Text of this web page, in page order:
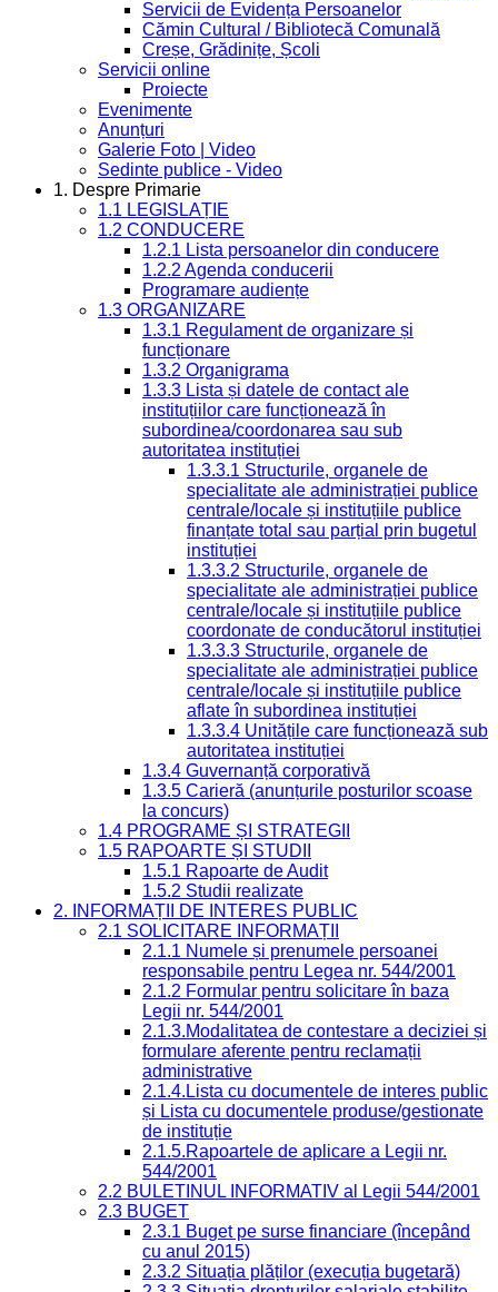
Servicii de Evidența Persoanelor
Cămin Cultural / Bibliotecă Comunală
Creșe, Grădinițe, Școli
Servicii online
Proiecte
Evenimente
Anunțuri
Galerie Foto | Video
Sedinte publice - Video
1. Despre Primarie
1.1 LEGISLAȚIE
1.2 CONDUCERE
1.2.1 Lista persoanelor din conducere
1.2.2 Agenda conducerii
Programare audiențe
1.3 ORGANIZARE
1.3.1 Regulament de organizare și
funcționare
1.3.2 Organigrama
1.3.3 Lista și datele de contact ale
instituțiilor care funcționează în
subordinea/coordonarea sau sub
autoritatea instituției
1.3.3.1 Structurile, organele de
specialitate ale administrației publice
centrale/locale și instituțiile publice
finanțate total sau parțial prin bugetul
instituției
1.3.3.2 Structurile, organele de
specialitate ale administrației publice
centrale/locale și instituțiile publice
coordonate de conducătorul instituției
1.3.3.3 Structurile, organele de
specialitate ale administrației publice
centrale/locale și instituțiile publice
aflate în subordinea instituției
1.3.3.4 Unitățile care funcționează sub
autoritatea instituției
1.3.4 Guvernanță corporativă
1.3.5 Carieră (anunțurile posturilor scoase
la concurs)
1.4 PROGRAME ȘI STRATEGII
1.5 RAPOARTE ȘI STUDII
1.5.1 Rapoarte de Audit
1.5.2 Studii realizate
2. INFORMAȚII DE INTERES PUBLIC
2.1 SOLICITARE INFORMAȚII
2.1.1 Numele și prenumele persoanei
responsabile pentru Legea nr. 544/2001
2.1.2 Formular pentru solicitare în baza
Legii nr. 544/2001
2.1.3.Modalitatea de contestare a deciziei și
formulare aferente pentru reclamații
administrative
2.1.4.Lista cu documentele de interes public
și Lista cu documentele produse/gestionate
de instituție
2.1.5.Rapoartele de aplicare a Legii nr.
544/2001
2.2 BULETINUL INFORMATIV al Legii 544/2001
2.3 BUGET
2.3.1 Buget pe surse financiare (începând
cu anul 2015)
2.3.2 Situația plăților (execuția bugetară)